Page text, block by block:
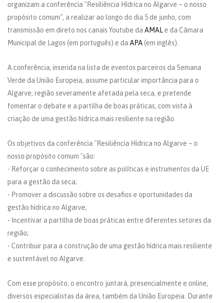
organizam a conferência "Resiliência Hídrica no Algarve – o nosso
propósito comum", a realizar ao longo do dia 5 de junho, com
transmissão em direto nos canais Youtube da AMALe da Câmara
Municipal de Lagos (em português) e da APA(em inglês).
A conferência, inserida na lista de eventos parceiros da Semana
Verde da União Europeia, assume particular importância para o
Algarve, região severamente afetada pela seca, e pretende
fomentar o debate e a partilha de boas práticas, com vista à
criação de uma gestão hídrica mais resiliente na região.
Os objetivos da conferência "Resiliência Hídrica no Algarve – o
nosso propósito comum "são:
- Reforçar o conhecimento sobre as políticas e instrumentos da UE
para a gestão da seca;
- Promover a discussão sobre os desafios e oportunidades da
gestão hídrica no Algarve;
- Incentivar a partilha de boas práticas entre diferentes setores da
região;
- Contribuir para a construção de uma gestão hídrica mais resiliente
e sustentável no Algarve.
Com esse propósito, o encontro juntará, presencialmente e online,
diversos especialistas da área, também da União Europeia. Durante